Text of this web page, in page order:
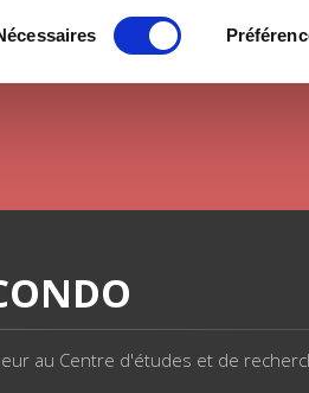
au Centre d'études et de